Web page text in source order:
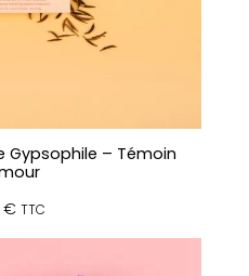
Gypsophile – Témoin
€ TTC